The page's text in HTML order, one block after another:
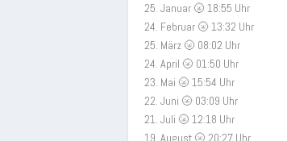
25. Januar 🌝 18:55 Uhr
24. Februar 🌝 13:32 Uhr
25. März 🌝 08:02 Uhr
24. April 🌝 01:50 Uhr
23. Mai 🌝 15:54 Uhr
22. Juni 🌝 03:09 Uhr
21. Juli 🌝 12:18 Uhr